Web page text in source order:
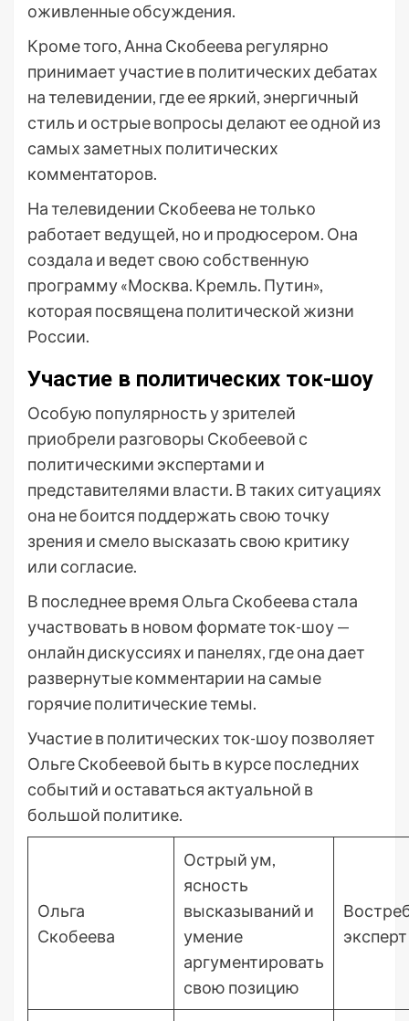
оживленные обсуждения.
Кроме того, Анна Скобеева регулярно
принимает участие в политических дебатах
на телевидении, где ее яркий, энергичный
стиль и острые вопросы делают ее одной из
самых заметных политических
комментаторов.
На телевидении Скобеева не только
работает ведущей, но и продюсером. Она
создала и ведет свою собственную
программу «Москва. Кремль. Путин»,
которая посвящена политической жизни
России.
Участие в политических ток-шоу
Особую популярность у зрителей
приобрели разговоры Скобеевой с
политическими экспертами и
представителями власти. В таких ситуациях
она не боится поддержать свою точку
зрения и смело высказать свою критику
или согласие.
В последнее время Ольга Скобеева стала
участвовать в новом формате ток-шоу —
онлайн дискуссиях и панелях, где она дает
развернутые комментарии на самые
горячие политические темы.
Участие в политических ток-шоу позволяет
Ольге Скобеевой быть в курсе последних
событий и оставаться актуальной в
большой политике.
Ольга
Скобеева
Острый ум,
ясность
высказываний и
умение
аргументировать
свою позицию
эксперт